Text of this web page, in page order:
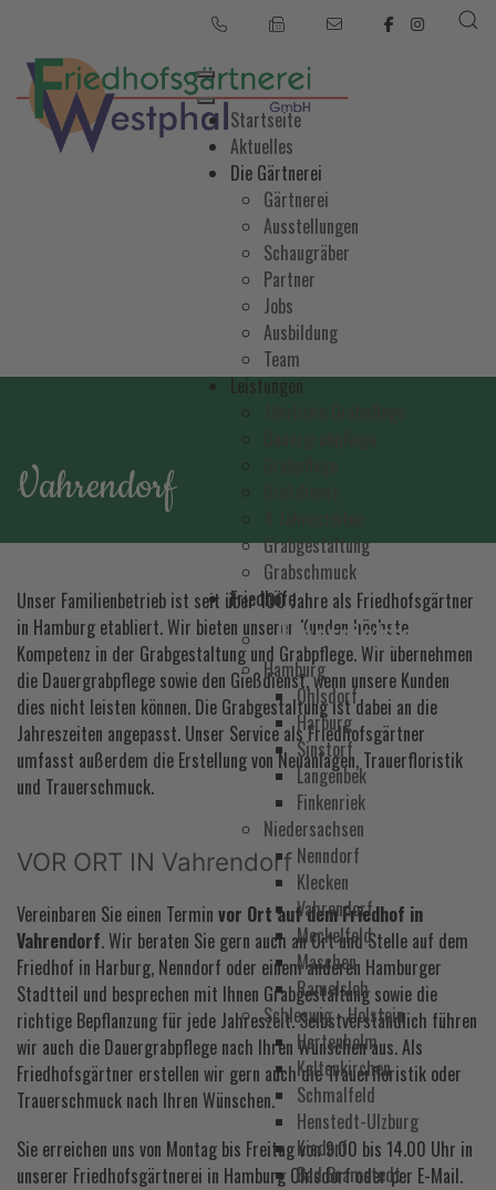
Startseite
Aktuelles
Die Gärtnerei
Gärtnerei
Ausstellungen
Schaugräber
Partner
Jobs
Ausbildung
Team
Leistungen
Grabgestaltung
Grabschmuck
Friedhöfe
Übersichtskarte
Hamburg
Ohlsdorf
Harburg
Sinstorf
Langenbek
Finkenriek
Niedersachsen
Nenndorf
Klecken
Vahrendorf
Meckelfeld
Maschen
Ramelsloh
Schleswig - Holstein
Hartenholm
Kaltenkirchen
Schmalfeld
Henstedt-Ulzburg
Kisdorf
Bad Bramstedt
Vahrendorf
Unser Familienbetrieb ist seit über 100 Jahre als Friedhofsgärtner
in Hamburg etabliert. Wir bieten unseren Kunden höchste
Kompetenz in der Grabgestaltungund Grabpflege. Wir übernehmen
die Dauergrabpflege sowie den Gießdienst, wenn unsere Kunden
dies nicht leisten können. Die Grabgestaltung ist dabei an die
Jahreszeiten angepasst. Unser Service als Friedhofsgärtner
umfasst außerdem die Erstellung von Neuanlagen, Trauerfloristik
und Trauerschmuck.
VOR ORT IN Vahrendorf
Vereinbaren Sie einen Termin vor Ort auf dem Friedhof in
Vahrendorf. Wir beraten Sie gern auch an Ort und Stelle auf dem
Friedhof in Harburg, Nenndorf oder einem anderen Hamburger
Stadtteil und besprechen mit Ihnen Grabgestaltung sowie die
richtige Bepflanzung für jede Jahreszeit. Selbstverständlich führen
wir auch die Dauergrabpflege nach Ihren Wünschen aus. Als
Friedhofsgärtner erstellen wir gern auch die Trauerfloristik oder
Trauerschmuck nach Ihren Wünschen.
Sie erreichen uns von Montag bis Freitag von 9.00 bis 14.00 Uhr in
unserer Friedhofsgärtnerei in Hamburg Ohlsdorf oder per E-Mail.